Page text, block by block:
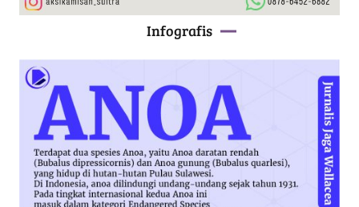
Infografis